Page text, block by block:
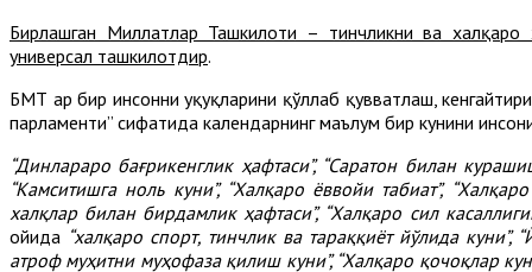
Бирлашган Миллатлар Ташкилоти – тинчликни ва халқаро
универсал ташкилотдир.
БМТ ҳар бир инсонни ҳуқуқларини қўллаб қувватлаш,
парламенти” сифатида календарнинг маълум бир кунини
“Динлараро бағрикенглик ҳафтаси”, “Саратон билан
“Камситишга ноль куни”, “Халқаро ёввойи табиат”,
халқлар билан бирдамлик ҳафтаси”, “Халқаро сил
ойида “халқаро спорт, тинчлик ва тараққиёт йўлида
атроф муҳитни муҳофаза қилиш куни”, “Халқаро қочоқлар